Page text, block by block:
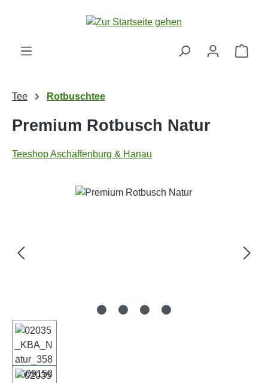
Zum Hauptinhalt springen
Tee Rotbuschtee
Premium Rotbusch Natur
Teeshop Aschaffenburg & Hanau
Bildergalerie überspringen